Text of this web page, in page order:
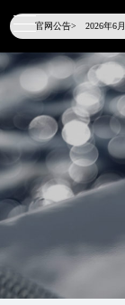
官网公告> 2026年6
2026年6
节假日正